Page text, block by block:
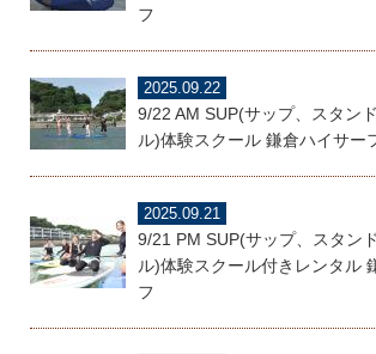
フ
2025.09.22
9/22 AM SUP(サップ、スタン
ル)体験スクール 鎌倉ハイサー
2025.09.21
9/21 PM SUP(サップ、スタン
ル)体験スクール付きレンタル
フ